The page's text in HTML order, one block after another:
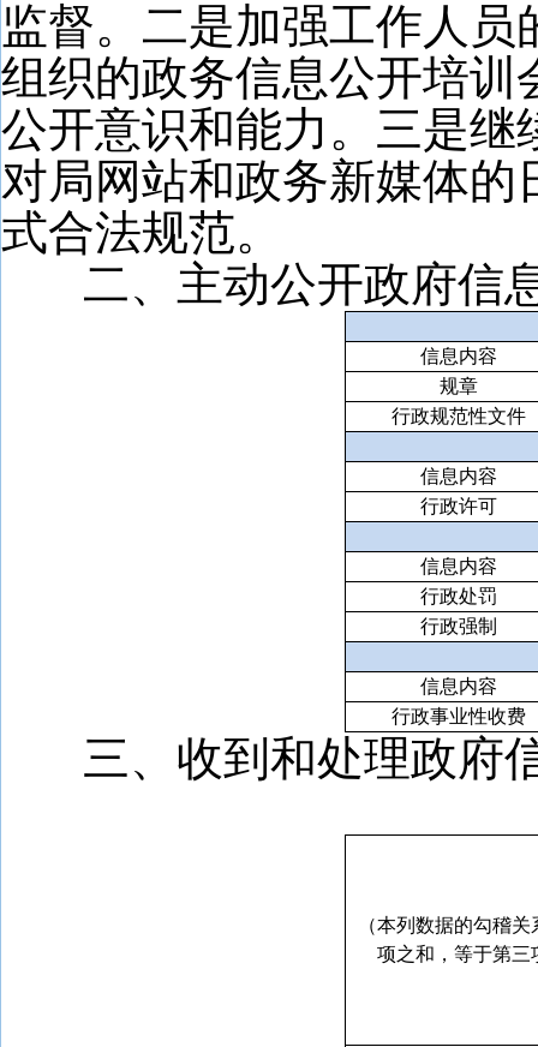
监督。二是加强工作人
组织的政务信息公开培
公开意识和能力。三是
对局网站和政务新媒体
式合法规范。
二、主动公开政府信
信息内容
规章
行政规范性文件
信息内容
行政许可
信息内容
行政处罚
行政强制
信息内容
行政事业性收费
三、收到和处理政府
（本列数据的勾稽
项之和，等于第三